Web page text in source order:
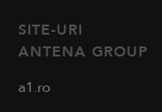
SITE-URI
ANTENA GROUP
a1.ro